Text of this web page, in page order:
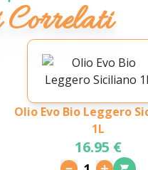
Olio Evo Bio Leggero
1L
16.95 €